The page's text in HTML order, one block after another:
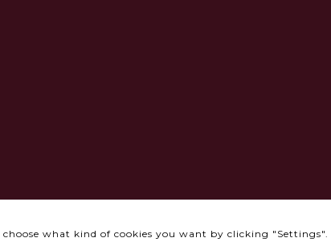
Política de Cookies Livro de Reclamações
what kind of cookies you want by clicking "Settings".
Marketing
interests